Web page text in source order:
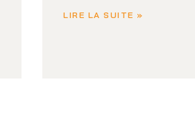
LIRE LA SUITE »